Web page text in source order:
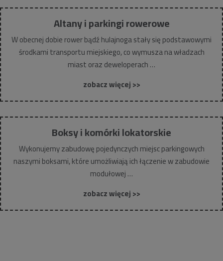
Altany i parkingi rowerowe
W obecnej dobie rower bądź hulajnoga stały się podstawowymi
środkami transportu miejskiego, co wymusza na władzach
miast oraz deweloperach …
zobacz więcej >>
Boksy i komórki lokatorskie
Wykonujemy zabudowę pojedynczych miejsc parkingowych
naszymi boksami, które umożliwiają ich łączenie w zabudowie
modułowej …
zobacz więcej >>